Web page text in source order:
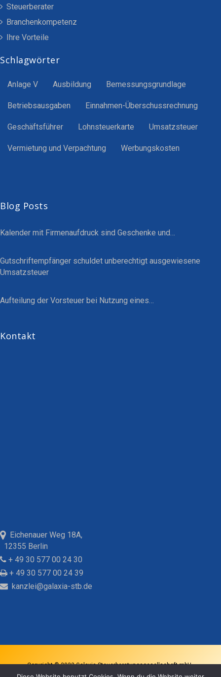
Steuerberater
Branchenkompetenz
Ihre Vorteile
Schlagwörter
Anlage V Ausbildung Bemessungsgrundlage
Betriebsausgaben Einnahmen-Überschussrechnung
Geschäftsführer Lohnsteuerkarte Umsatzsteuer
Vermietung und Verpachtung Werbungskosten
Blog Posts
Kalender mit Firmenaufdruck sind Geschenke und…
Gutschriftempfänger schuldet unberechtigt ausgewiesene
Umsatzsteuer
Aufteilung der Vorsteuer bei Nutzung eines…
Kontakt
Eichenauer Weg 18A,
12355 Berlin
+ 49 30 577 00 24 30
+ 49 30 577 00 24 39
kanzlei@galaxia-stb.de
Copyright © 2022 Galaxia Steuerberatungsgesellschaft mbH -